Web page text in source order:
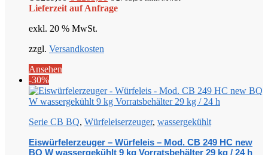
Preis
€ 3219,00
Preis
Lieferzeit auf Anfrage
exkl. 20 % MwSt.
zzgl. Versandkosten
Ansehen
-30%
Serie CB BQ, Würfeleiserzeuger, wassergekühlt
Eiswürfelerzeuger – Würfeleis – Mod. CB 249 HC new
BQ W wassergekühlt 9 kg Vorratsbehälter 29 kg / 24 h